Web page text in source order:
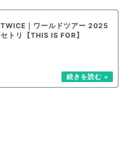
TWICE｜ワールドツアー 2025
セトリ【THIS IS FOR】